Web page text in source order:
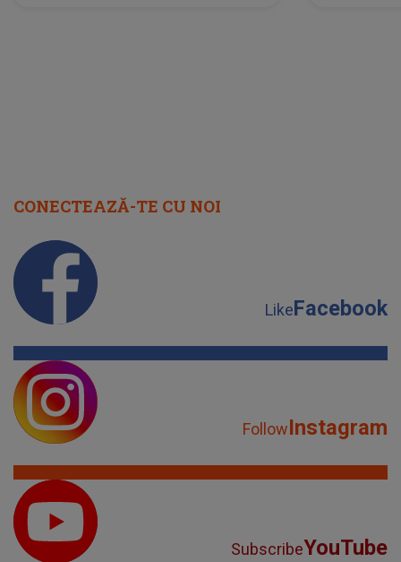
CONECTEAZĂ-TE CU NOI
LikeFacebook
FollowInstagram
SubscribeYouTube